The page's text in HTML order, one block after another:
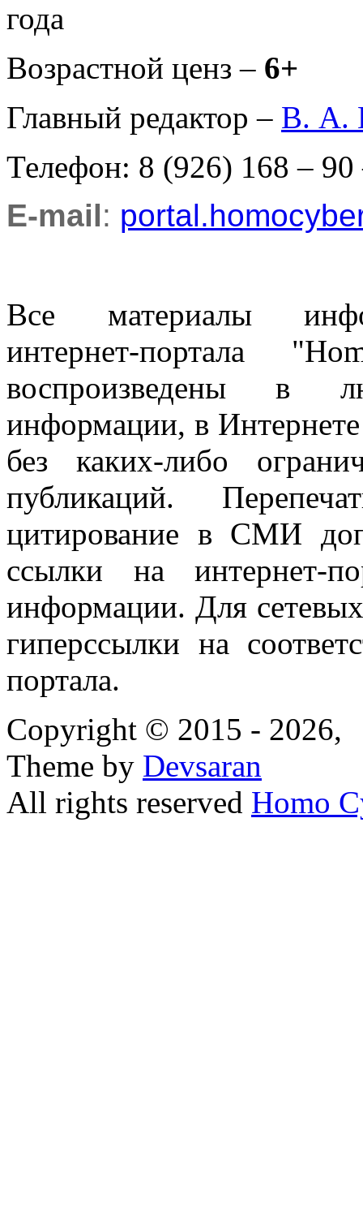
года
Возрастной ценз – 6+
Главный редактор – В. А.
Телефон: 8 (926) 168 – 90
E-mail:
Все материалы
интернет-портала
воспроизведены в
информации, в
без каких-либо
публикаций.
цитирование в СМИ
ссылки на интернет-
информации. Для
гиперссылки на
портала.
Copyright © 2015 - 2026,
Theme by Devsaran
All rights reserved Homo